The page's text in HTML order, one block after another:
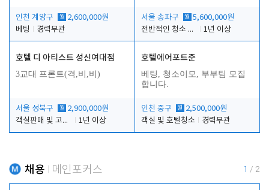
인천 계양구 월 2,600,000원
베팅
경력무관
서울 송파구 월 5,600,000원
전반적인 청소 업무(객실청소.객실정리)
1년 이상
호텔 디 아티스트 성신여대점
3교대 프론트(격,비,비)
서울 성북구 월 2,900,000원
객실판매 및 고객응대
1년 이상
호텔에어포트준
베팅, 청소이모, 부부팀 모집
합니다.
인천 중구 월 2,500,000원
객실 및 호텔청소
경력무관
채용 메인포커스 1 / 2